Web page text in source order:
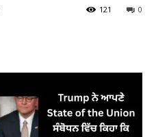
0
121